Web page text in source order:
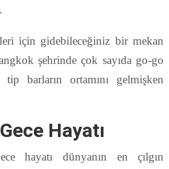
için gidebileceğiniz bir mekan
şehrinde çok sayıda go-go
barların ortamını gelmişken
Hayatı
hayatı dünyanın en çılgın